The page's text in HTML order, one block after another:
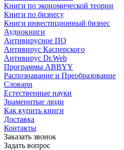
Книги по экономической теории
Книги по бизнесу
Книги инвестиционный бизнес
Аудиокниги
Антивирусное ПО
Антивирус Касперского
Антивирус Dr.Web
Программы ABBYY
Распознавание и Преобразование
Словари
Естественные науки
Знаменитые люди
Как купить книги
Доставка
Контакты
Заказать звонок
Задать вопрос